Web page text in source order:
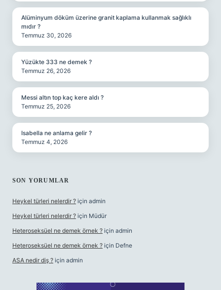
Alüminyum döküm üzerine granit kaplama kullanmak sağlıklı
mıdır ?
Temmuz 30, 2026
Yüzükte 333 ne demek ?
Temmuz 26, 2026
Messi altın top kaç kere aldı ?
Temmuz 25, 2026
Isabella ne anlama gelir ?
Temmuz 4, 2026
SON YORUMLAR
Heykel türleri nelerdir ? için admin
Heykel türleri nelerdir ? için Müdür
Heteroseksüel ne demek örnek ? için admin
Heteroseksüel ne demek örnek ? için Defne
ASA nedir diş ? için admin